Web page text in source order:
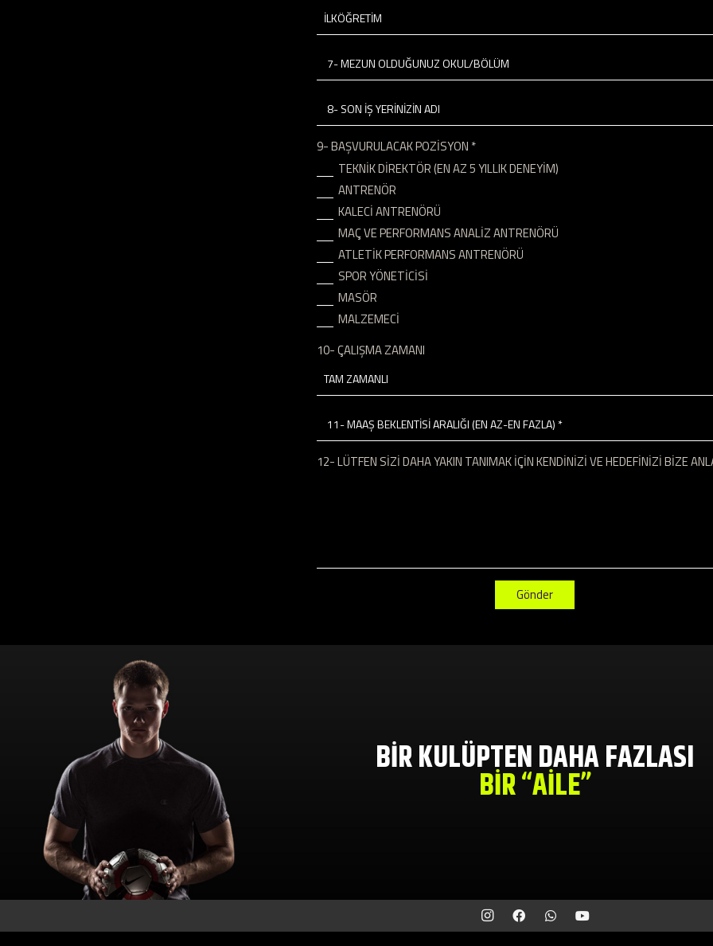
7- MEZUN OLDUĞUNUZ OKUL/BÖLÜM
8- SON İŞ YERİNİZİN ADI
9- BAŞVURULACAK POZİSYON *
TEKNİK DİREKTÖR (EN AZ 5 YILLIK DENEYİM)
ANTRENÖR
KALECİ ANTRENÖRÜ
MAÇ VE PERFORMANS ANALİZ ANTRENÖRÜ
ATLETİK PERFORMANS ANTRENÖRÜ
SPOR YÖNETİCİSİ
MASÖR
MALZEMECİ
10- ÇALIŞMA ZAMANI
11- MAAŞ BEKLENTİSİ ARALIĞI (EN AZ-EN FAZLA) *
12- LÜTFEN SİZİ DAHA YAKIN TANIMAK İÇİN KENDİNİZİ VE HEDEFİNİZİ BİZE
Gönder
BİR KULÜPTEN DAHA FAZLASI
BİR “AİLE”